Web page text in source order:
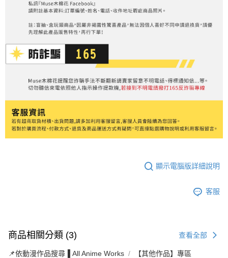
顯示電腦版詳細說明
客服
商品相關分類 (3) 查看全部
📌依動漫作品搜尋▐ All Anime Works 【其他作品】專區